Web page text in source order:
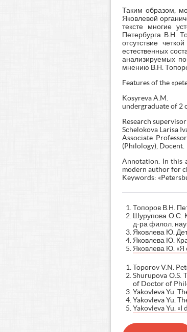
Таким образом,
Яковлевой
тексте многие
Петербурга В.Н.
отсутствие
естественных
анализируемых
мнению В.Н.
Features of the
Kosyreva A.M.
undergraduate of 2
Research
Schelokova Larisa
Associate
(Philology), Docent.
Annotation. In this
modern author for
Keywords:
Топоров В.Н.
Шурупова О.С.
д-ра филол.
Яковлева Ю.
Яковлева Ю.
Яковлева Ю. «Я
Toporov V.N.
Shurupova O.S.
of Doctor of
Yakovleva Yu.
Yakovleva Yu.
Yakovleva Yu. «I